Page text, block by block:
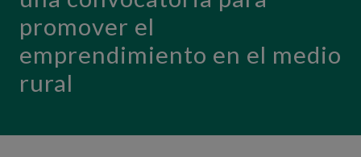
promover el
emprendimiento en el medio
rural